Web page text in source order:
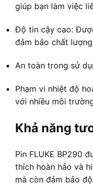
giúp bạn làm việc
Độ tin cậy cao:
đảm bảo chất
An toàn trong sử
Phạm vi nhiệt độ
với nhiều môi
Khả năng
Pin FLUKE BP290
thích hoàn hảo và
mà còn đảm bảo